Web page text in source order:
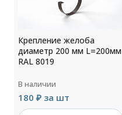
Крепление желоба
диаметр 200 мм L=200мм
RAL 8019
В наличии
180 ₽ за шт